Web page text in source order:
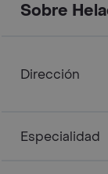
Sobre
Dirección
Especialidad